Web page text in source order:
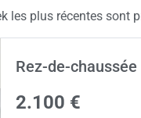
les plus récentes sont
Rez-de-
2.100 €